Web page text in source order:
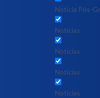
Noticia Pós-
Notícias
Notícias
Notícias
Notícias